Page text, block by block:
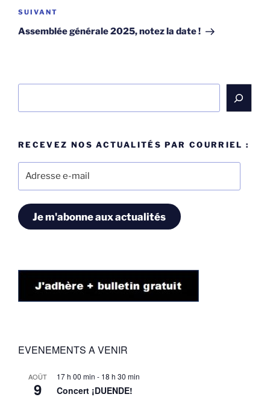
Article
suivant
SUIVANT
Assemblée générale 2025, notez la date !
RECEVEZ NOS ACTUALITÉS PAR COURRIEL :
Je m'abonne aux actualités
EVENEMENTS A VENIR
AOÛT
9
17 h 00 min - 18 h 30 min
Concert ¡DUENDE!